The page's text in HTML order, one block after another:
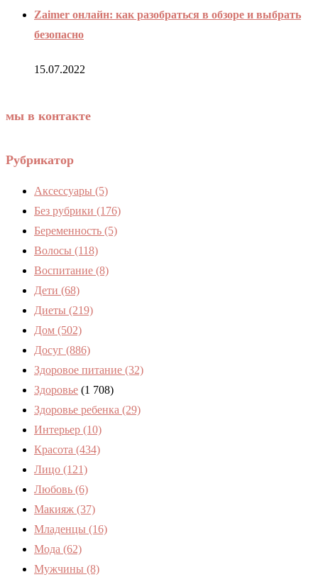
Zaimer онлайн: как разобраться в обзоре и выбрать
безопасно
15.07.2022
мы в контакте
Рубрикатор
Аксессуары (5)
Без рубрики (176)
Беременность (5)
Волосы (118)
Воспитание (8)
Дети (68)
Диеты (219)
Дом (502)
Досуг (886)
Здоровое питание (32)
Здоровье (1 708)
Здоровье ребенка (29)
Интерьер (10)
Красота (434)
Лицо (121)
Любовь (6)
Макияж (37)
Младенцы (16)
Мода (62)
Мужчины (8)